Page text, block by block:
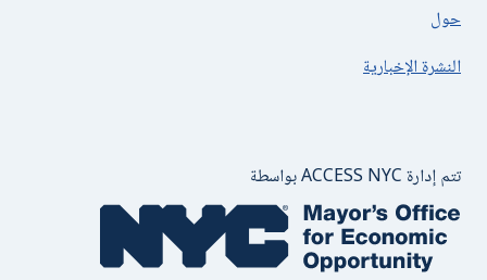
حول
النشرة الإخبارية
تتم إدارة ACCESS NYC بواسطة